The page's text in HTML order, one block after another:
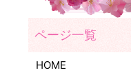
HOME